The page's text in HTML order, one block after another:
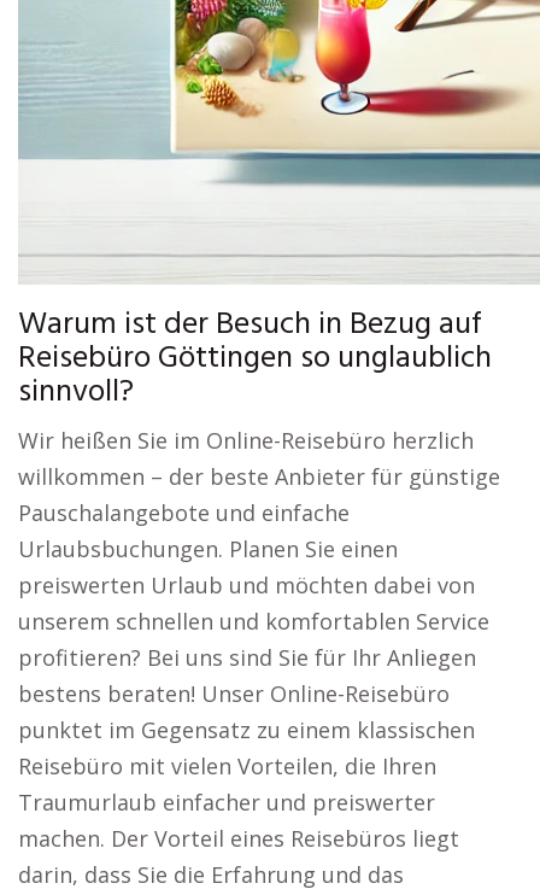
Warum ist der Besuch in Bezug auf
Reisebüro Göttingen so unglaublich
sinnvoll?
Wir heißen Sie im Online-Reisebüro herzlich
willkommen – der beste Anbieter für günstige
Pauschalangebote und einfache
Urlaubsbuchungen. Planen Sie einen
preiswerten Urlaub und möchten dabei von
unserem schnellen und komfortablen Service
profitieren? Bei uns sind Sie für Ihr Anliegen
bestens beraten! Unser Online-Reisebüro
punktet im Gegensatz zu einem klassischen
Reisebüro mit vielen Vorteilen, die Ihren
Traumurlaub einfacher und preiswerter
machen. Der Vorteil eines Reisebüros liegt
darin, dass Sie die Erfahrung und das